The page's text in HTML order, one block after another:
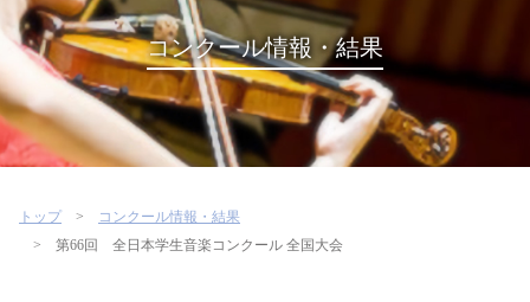
桐朋を選ぶ理由
インタビュー・コラム
イベント
よくある質問
コンクール情報・結果
トップ
コンクール情報・結果
第66回 全日本学生音楽コンクール 全国大会